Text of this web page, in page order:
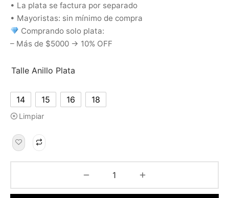
• La plata se factura por separado
• Mayoristas: sin mínimo de compra
Comprando solo plata:
– Más de $5000 → 10% OFF
Talle Anillo Plata
14 15 16 18
Limpiar